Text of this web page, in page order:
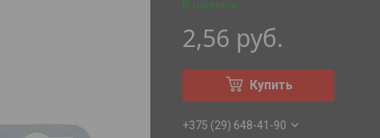
В наличии
2,56 руб.
Купить
+375 (29) 648-41-90